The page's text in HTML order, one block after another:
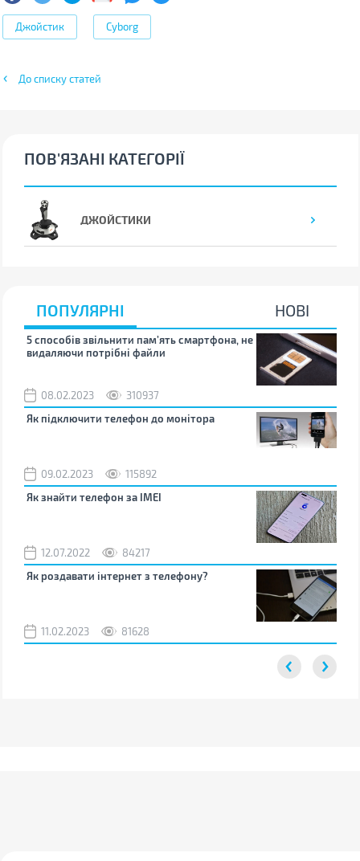
Джойстик Cyborg
До списку статей
ПОВ'ЯЗАНІ КАТЕГОРІЇ
ДЖОЙСТИКИ
ПОПУЛЯРНІ НОВІ
5 способів звільнити пам’ять смартфона, не
видаляючи потрібні файли
08.02.2023
310937
Як підключити телефон до монітора
09.02.2023
115892
Як знайти телефон за IMEI
12.07.2022
84217
Як роздавати інтернет з телефону?
11.02.2023 81628